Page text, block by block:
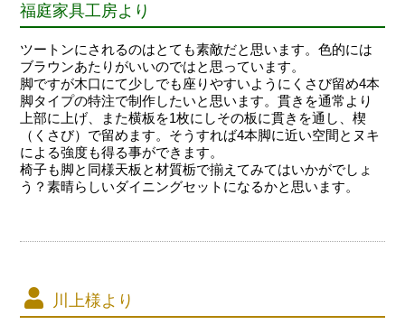
福庭家具工房より
ツートンにされるのはとても素敵だと思います。色的には
ブラウンあたりがいいのではと思っています。
脚ですが木口にて少しでも座りやすいようにくさび留め4本
脚タイプの特注で制作したいと思います。貫きを通常より
上部に上げ、また横板を1枚にしその板に貫きを通し、楔
（くさび）で留めます。そうすれば4本脚に近い空間とヌキ
による強度も得る事ができます。
椅子も脚と同様天板と材質栃で揃えてみてはいかがでしょ
う？素晴らしいダイニングセットになるかと思います。
川上様より